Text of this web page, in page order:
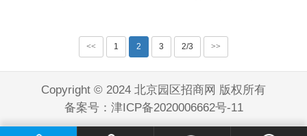
<< 1 2 3 2/3 >>
Copyright © 2024 北京园区招商网 版权所有
备案号： 津ICP备2020006662号-11